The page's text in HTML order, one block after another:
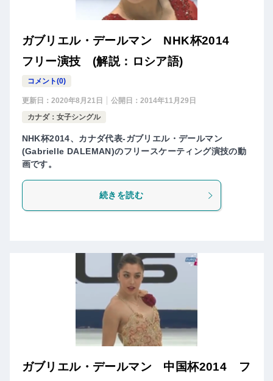
ガブリエル・デールマン NHK杯2014
フリー演技 (解説：ロシア語)
コメント(0)
更新日： 2020年8月21日 公開日： 2014年11月29日
カナダ：女子シングル
NHK杯2014、カナダ代表-ガブリエル・デールマン
(Gabrielle DALEMAN)のフリースケーティング演技の動
画です。
続きを読む
ガブリエル・デールマン 中国杯2014 フ